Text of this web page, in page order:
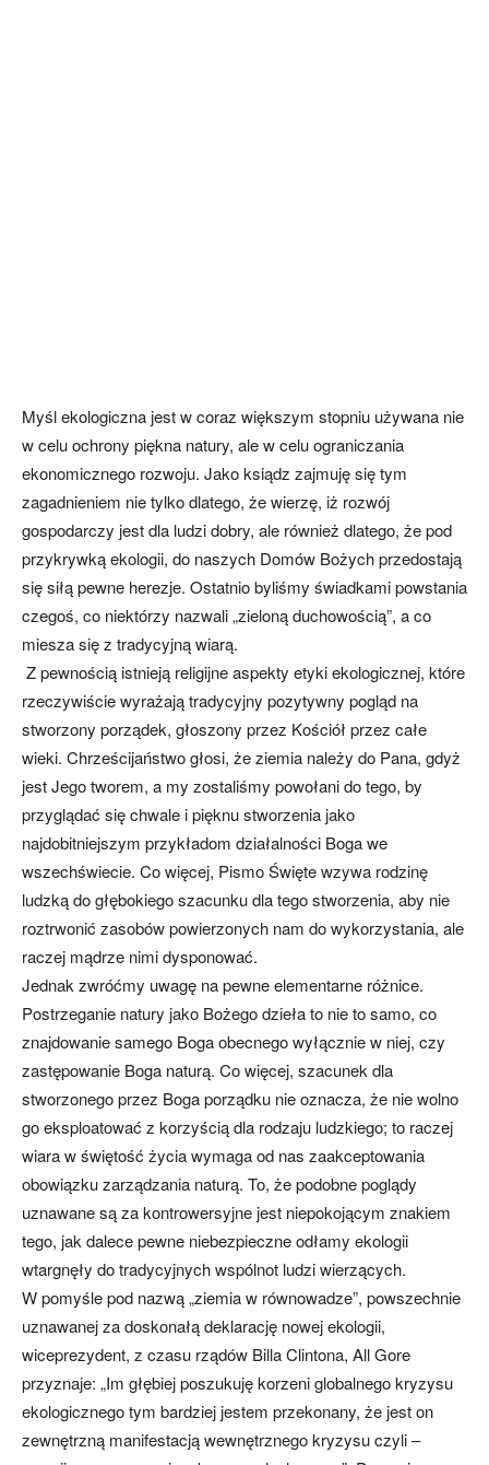
Myśl ekologiczna jest w coraz większym stopniu używana nie
w celu ochrony piękna natury, ale w celu ograniczania
ekonomicznego rozwoju. Jako ksiądz zajmuję się tym
zagadnieniem nie tylko dlatego, że wierzę, iż rozwój
gospodarczy jest dla ludzi dobry, ale również dlatego, że pod
przykrywką ekologii, do naszych Domów Bożych przedostają
się siłą pewne herezje. Ostatnio byliśmy świadkami powstania
czegoś, co niektórzy nazwali „zieloną duchowością”, a co
miesza się z tradycyjną wiarą.
Z pewnością istnieją religijne aspekty etyki ekologicznej, które
rzeczywiście wyrażają tradycyjny pozytywny pogląd na
stworzony porządek, głoszony przez Kościół przez całe
wieki. Chrześcijaństwo głosi, że ziemia należy do Pana, gdyż
jest Jego tworem, a my zostaliśmy powołani do tego, by
przyglądać się chwale i pięknu stworzenia jako
najdobitniejszym przykładom działalności Boga we
wszechświecie. Co więcej, Pismo Święte wzywa rodzinę
ludzką do głębokiego szacunku dla tego stworzenia, aby nie
roztrwonić zasobów powierzonych nam do wykorzystania, ale
raczej mądrze nimi dysponować.
Jednak zwróćmy uwagę na pewne elementarne różnice.
Postrzeganie natury jako Bożego dzieła to nie to samo, co
znajdowanie samego Boga obecnego wyłącznie w niej, czy
zastępowanie Boga naturą. Co więcej, szacunek dla
stworzonego przez Boga porządku nie oznacza, że nie wolno
go eksploatować z korzyścią dla rodzaju ludzkiego; to raczej
wiara w świętość życia wymaga od nas zaakceptowania
obowiązku zarządzania naturą. To, że podobne poglądy
uznawane są za kontrowersyjne jest niepokojącym znakiem
tego, jak dalece pewne niebezpieczne odłamy ekologii
wtargnęły do tradycyjnych wspólnot ludzi wierzących.
W pomyśle pod nazwą „ziemia w równowadze”, powszechnie
uznawanej za doskonałą deklarację nowej ekologii,
wiceprezydent, z czasu rządów Billa Clintona, All Gore
przyznaje: „Im głębiej poszukuję korzeni globalnego kryzysu
ekologicznego tym bardziej jestem przekonany, że jest on
zewnętrzną manifestacją wewnętrznego kryzysu czyli –